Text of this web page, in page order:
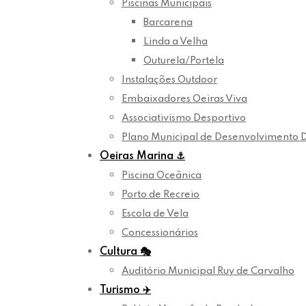
Piscinas Municipais
Barcarena
Linda a Velha
Outurela/Portela
Instalações Outdoor
Embaixadores Oeiras Viva
Associativismo Desportivo
Plano Municipal de Desenvolvimento
Oeiras Marina ⚓
Piscina Oceânica
Porto de Recreio
Escola de Vela
Concessionários
Cultura 🎭
Auditório Municipal Ruy de Carvalho
Turismo ✈️